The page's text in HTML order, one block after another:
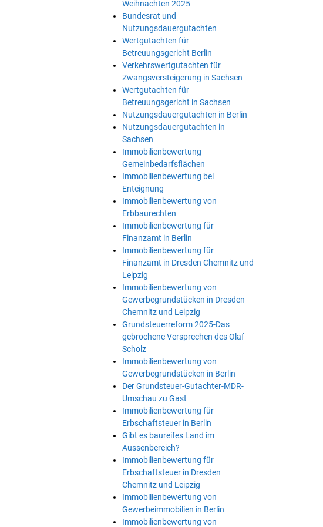
Weihnachten 2025
Bundesrat und
Nutzungsdauergutachten
Wertgutachten für
Betreuungsgericht Berlin
Verkehrswertgutachten für
Zwangsversteigerung in Sachsen
Wertgutachten für
Betreuungsgericht in Sachsen
Nutzungsdauergutachten in Berlin
Nutzungsdauergutachten in
Sachsen
Immobilienbewertung
Gemeinbedarfsflächen
Immobilienbewertung bei
Enteignung
Immobilienbewertung von
Erbbaurechten
Immobilienbewertung für
Finanzamt in Berlin
Immobilienbewertung für
Finanzamt in Dresden Chemnitz und
Leipzig
Immobilienbewertung von
Gewerbegrundstücken in Dresden
Chemnitz und Leipzig
Grundsteuerreform 2025-Das
gebrochene Versprechen des Olaf
Scholz
Immobilienbewertung von
Gewerbegrundstücken in Berlin
Der Grundsteuer-Gutachter-MDR-
Umschau zu Gast
Immobilienbewertung für
Erbschaftsteuer in Berlin
Gibt es baureifes Land im
Aussenbereich?
Immobilienbewertung für
Erbschaftsteuer in Dresden
Chemnitz und Leipzig
Immobilienbewertung von
Gewerbeimmobilien in Berlin
Immobilienbewertung von